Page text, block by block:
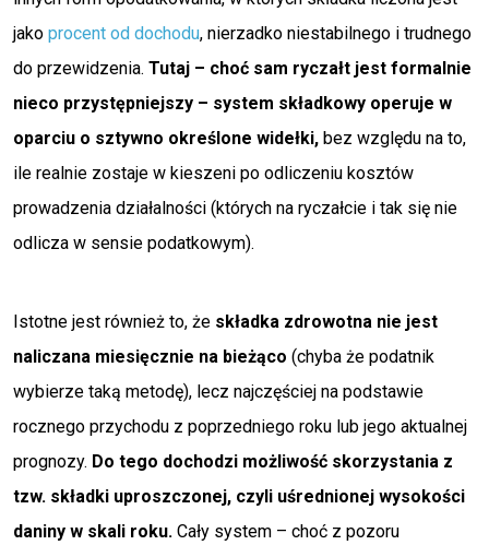
jako procent od dochodu, nierzadko niestabilnego i trudnego
do przewidzenia. Tutaj – choć sam ryczałt jest formalnie
nieco przystępniejszy – system składkowy operuje w
oparciu o sztywno określone widełki, bez względu na to,
ile realnie zostaje w kieszeni po odliczeniu kosztów
prowadzenia działalności (których na ryczałcie i tak się nie
odlicza w sensie podatkowym).
Istotne jest również to, że składka zdrowotna nie jest
naliczana miesięcznie na bieżąco (chyba że podatnik
wybierze taką metodę), lecz najczęściej na podstawie
rocznego przychodu z poprzedniego roku lub jego aktualnej
prognozy. Do tego dochodzi możliwość skorzystania z
tzw. składki uproszczonej, czyli uśrednionej wysokości
daniny w skali roku. Cały system – choć z pozoru